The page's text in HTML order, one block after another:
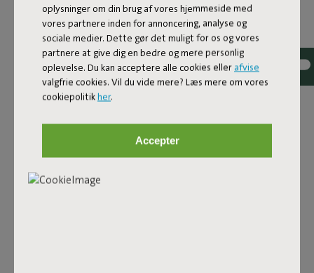
oplysninger om din brug af vores hjemmeside med
vores partnere inden for annoncering, analyse og
sociale medier. Dette gør det muligt for os og vores
partnere at give dig en bedre og mere personlig
oplevelse. Du kan acceptere alle cookies eller afvise
valgfrie cookies. Vil du vide mere? Læs mere om vores
cookiepolitikher.
Accepter
Shop nu